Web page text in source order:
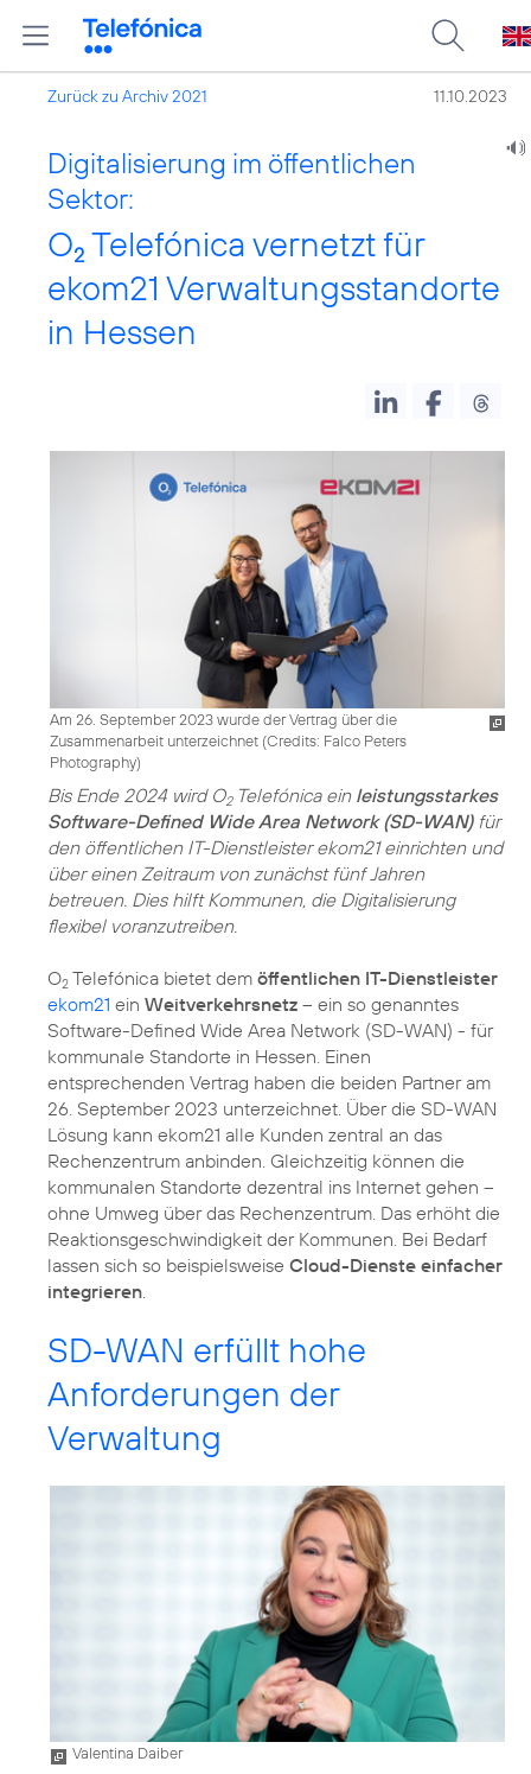
Zurück zu Archiv 2021 11.10.2023
Digitalisierung im öffentlichen
Sektor:
O2 Telefónica vernetzt für
ekom21 Verwaltungsstandorte
in Hessen
Am 26. September 2023 wurde der Vertrag über die
Zusammenarbeit unterzeichnet (Credits: Falco Peters
Photography)
Bis Ende 2024 wird O2Telefónica ein leistungsstarkes
Software-Defined Wide Area Network (SD-WAN)für
den öffentlichen IT-Dienstleister ekom21 einrichten und
über einen Zeitraum von zunächst fünf Jahren
betreuen. Dies hilft Kommunen, die Digitalisierung
flexibel voranzutreiben.
O2 Telefónica bietet dem öffentlichen IT-Dienstleister
ekom21 ein Weitverkehrsnetz – ein so genanntes
Software-Defined Wide Area Network (SD-WAN) - für
kommunale Standorte in Hessen. Einen
entsprechenden Vertrag haben die beiden Partner am
26. September 2023 unterzeichnet. Über die SD-WAN
Lösung kann ekom21 alle Kunden zentral an das
Rechenzentrum anbinden. Gleichzeitig können die
kommunalen Standorte dezentral ins Internet gehen –
ohne Umweg über das Rechenzentrum. Das erhöht die
Reaktionsgeschwindigkeit der Kommunen. Bei Bedarf
lassen sich so beispielsweise Cloud-Dienste einfacher
integrieren
SD-WAN erfüllt hohe
Anforderungen der
Verwaltung
Valentina Daiber